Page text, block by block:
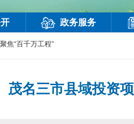
政务服务
聚焦“百千万工程”
茂名三市县域投资